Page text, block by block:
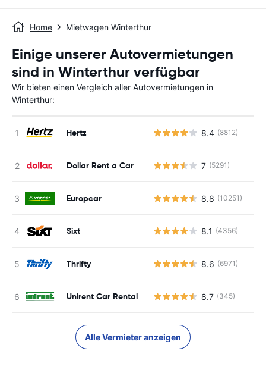
Home Mietwagen Winterthur
Einige unserer Autovermietungen
sind in Winterthur verfügbar
Wir bieten einen Vergleich aller Autovermietungen in
Winterthur:
Hertz 8.4 (8812)
Dollar Rent a Car 7 (5291)
Europcar 8.8 (10251)
Sixt 8.1 (4356)
Thrifty 8.6 (6971)
Unirent Car Rental 8.7 (345)
Alle Vermieter anzeigen